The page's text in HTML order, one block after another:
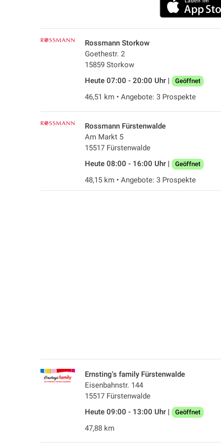
Rossmann Storkow
Goethestr. 2
15859 Storkow
Heute 07:00 - 20:00 Uhr |
Geöffnet
46,51 km • Angebote: 3 Prospekte
Rossmann Fürstenwalde
Am Markt 5
15517 Fürstenwalde
Heute 08:00 - 16:00 Uhr |
Geöffnet
48,15 km • Angebote: 3 Prospekte
Ernsting's family Fürstenwalde
Eisenbahnstr. 144
15517 Fürstenwalde
Heute 09:00 - 13:00 Uhr |
Geöffnet
47,88 km